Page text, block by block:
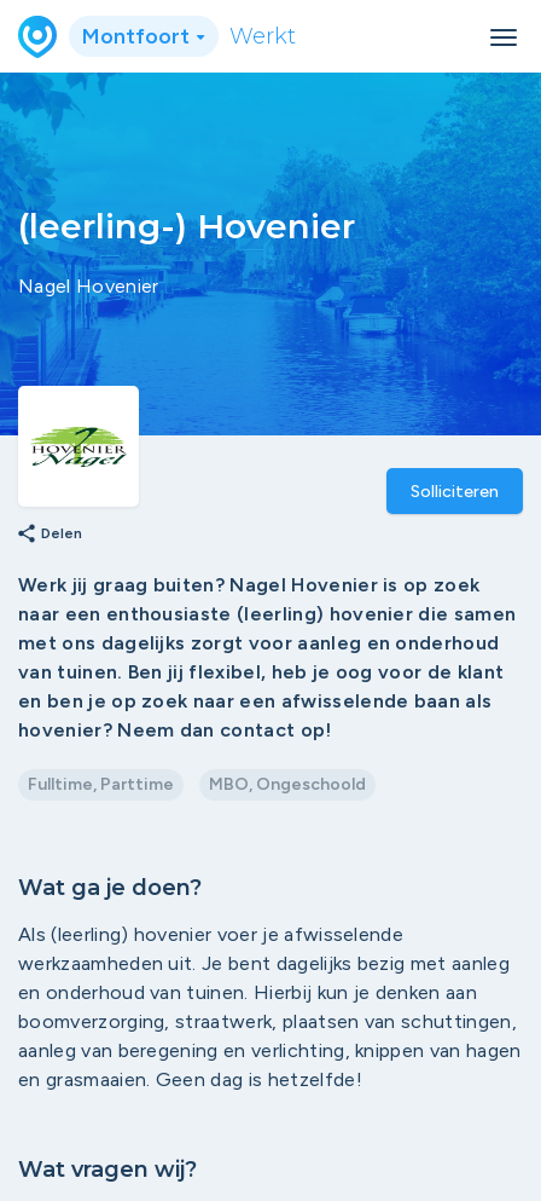
Montfoort Werkt
(leerling-) Hovenier
Nagel Hovenier
Solliciteren
share Delen
Werk jij graag buiten? Nagel Hovenier is op zoek
naar een enthousiaste (leerling) hovenier die samen
met ons dagelijks zorgt voor aanleg en onderhoud
van tuinen. Ben jij flexibel, heb je oog voor de klant
en ben je op zoek naar een afwisselende baan als
hovenier? Neem dan contact op!
Fulltime, Parttime MBO, Ongeschoold
Wat ga je doen?
Als (leerling) hovenier voer je afwisselende
werkzaamheden uit. Je bent dagelijks bezig met aanleg
en onderhoud van tuinen. Hierbij kun je denken aan
boomverzorging, straatwerk, plaatsen van schuttingen,
aanleg van beregening en verlichting, knippen van hagen
en grasmaaien. Geen dag is hetzelfde!
Wat vragen wij?